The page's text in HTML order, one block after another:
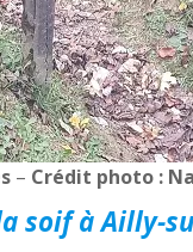
– Crédit photo :
soif à Ailly-